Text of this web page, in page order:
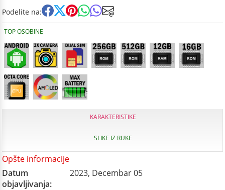
Podelite na:
TOP OSOBINE
KARAKTERISTIKE
SLIKE IZ RUKE
Opšte informacije
Datum
objavljivanja:
2023, Decembar 05